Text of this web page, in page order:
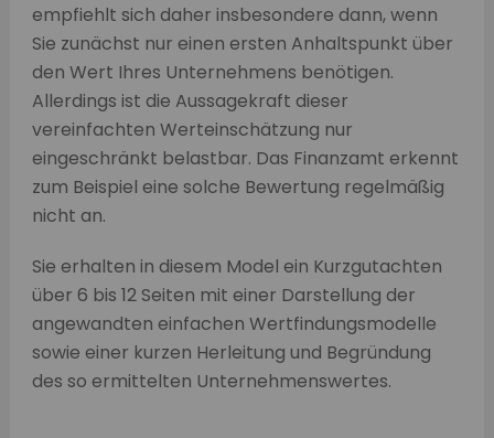
empfiehlt sich daher insbesondere dann, wenn
Sie zunächst nur einen ersten Anhaltspunkt über
den Wert Ihres Unternehmens benötigen.
Allerdings ist die Aussagekraft dieser
vereinfachten Werteinschätzung nur
eingeschränkt belastbar. Das Finanzamt erkennt
zum Beispiel eine solche Bewertung regelmäßig
nicht an.
Sie erhalten in diesem Model ein Kurzgutachten
über 6 bis 12 Seiten mit einer Darstellung der
angewandten einfachen Wertfindungsmodelle
sowie einer kurzen Herleitung und Begründung
des so ermittelten Unternehmenswertes.